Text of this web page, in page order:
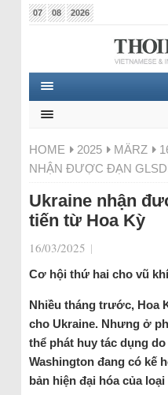
07 08 2026
HOME 2025 MÄRZ
NHẬN ĐƯỢC ĐẠN
Ukraine nhận
tiến từ Hoa Kỳ
16/03/2025 |
Cơ hội thứ hai cho vũ
Nhiều tháng trước, Hoa
cho Ukraine. Nhưng ở
thể phát huy tác dụng
Washington đang có kế
bản hiện đại hóa của